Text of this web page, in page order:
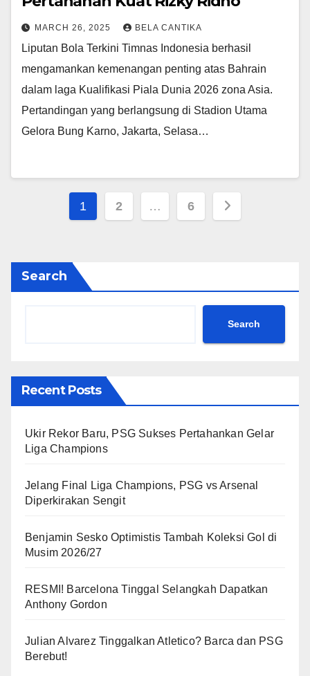
MARCH 26, 2025 BELA CANTIKA
Liputan Bola Terkini Timnas Indonesia berhasil
mengamankan kemenangan penting atas Bahrain
dalam laga Kualifikasi Piala Dunia 2026 zona Asia.
Pertandingan yang berlangsung di Stadion Utama
Gelora Bung Karno, Jakarta, Selasa…
Posts
1 2 … 6
Search
Search
Recent Posts
Ukir Rekor Baru, PSG Sukses Pertahankan Gelar
Liga Champions
Jelang Final Liga Champions, PSG vs Arsenal
Diperkirakan Sengit
Benjamin Sesko Optimistis Tambah Koleksi Gol di
Musim 2026/27
RESMI! Barcelona Tinggal Selangkah Dapatkan
Anthony Gordon
Julian Alvarez Tinggalkan Atletico? Barca dan PSG
Berebut!